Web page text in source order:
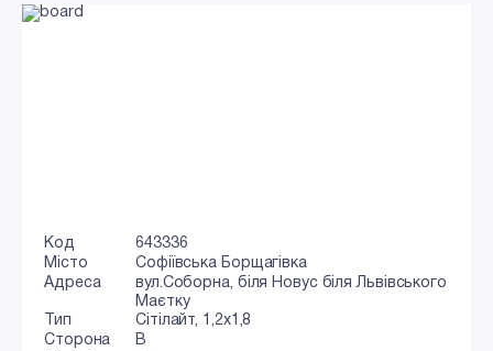
Код
643336
Місто
Софіївська Борщагівка
Адреса
вул.Соборна, біля Новус біля Львівського
Маєтку
Тип
Сiтiлайт, 1,2x1,8
Сторона
B